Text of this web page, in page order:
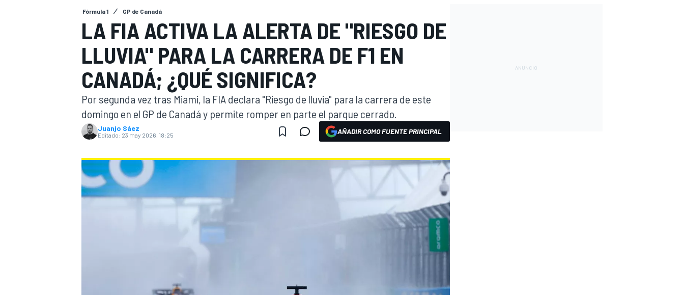
WRC
FÓRMULA E
Fórmula 1 GP de Canadá
LA FIA ACTIVA LA ALERTA DE "RIESGO DE
LLUVIA" PARA LA CARRERA DE F1 EN
CANADÁ; ¿QUÉ SIGNIFICA?
Por segunda vez tras Miami, la FIA declara "Riesgo de lluvia" para la carrera de este
domingo en el GP de Canadá y permite romper en parte el parque cerrado.
Juanjo Sáez
Editado: 23 may 2026, 18:25 AÑADIR COMO FUENTE PRINCIPAL